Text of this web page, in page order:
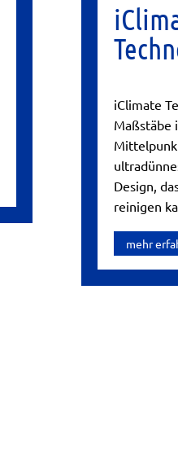
iClimate
Maßstäbe
Design,
reinigen
mehr